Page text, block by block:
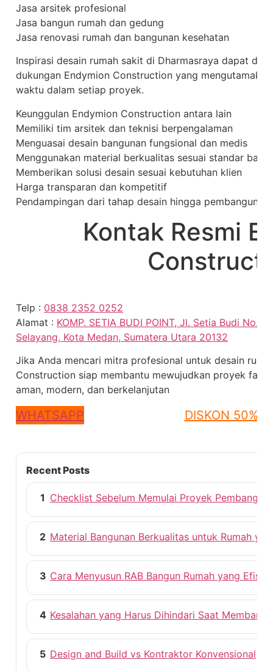
Jasa arsitek profesional
Jasa bangun rumah dan gedung
Jasa renovasi rumah dan bangunan kesehatan
Inspirasi desain rumah sakit di Dharmasraya dapat
dukungan Endymion Construction yang
waktu dalam setiap proyek.
Keunggulan Endymion Construction antara lain
Memiliki tim arsitek dan teknisi berpengalaman
Menguasai desain bangunan fungsional dan medis
Menggunakan material berkualitas sesuai standar
Memberikan solusi desain sesuai kebutuhan klien
Harga transparan dan kompetitif
Pendampingan dari tahap desain hingga pembangunan
Kontak Resmi
Telp : 0838 2352 0252
Alamat : KOMP. SETIA BUDI POINT, Jl. Setia Budi
Selayang, Kota Medan, Sumatera Utara 20132
Jika Anda mencari mitra profesional untuk desain
Construction siap membantu mewujudkan proyek
aman, modern, dan berkelanjutan
WHATSAPP DISKON 50%
Recent Posts
1 Checklist Sebelum Memulai Proyek
2 Material Bangunan Berkualitas untuk Rumah
3 Cara Menyusun RAB Bangun Rumah yang Efisien
4 Kesalahan yang Harus Dihindari Saat
5 Design and Build vs Kontraktor Konvensional